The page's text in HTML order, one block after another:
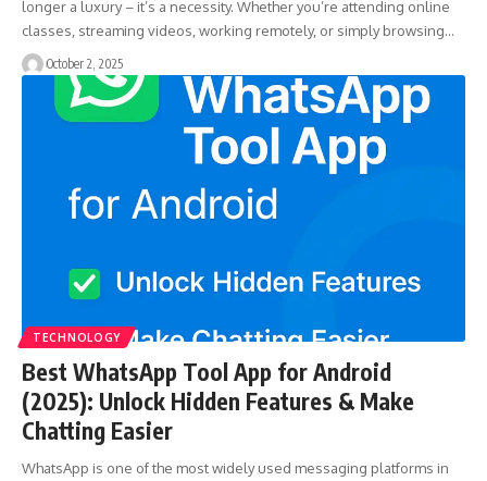
longer a luxury – it’s a necessity. Whether you’re attending online
classes, streaming videos, working remotely, or simply browsing…
October 2, 2025
TECHNOLOGY
Best WhatsApp Tool App for Android
(2025): Unlock Hidden Features & Make
Chatting Easier
WhatsApp is one of the most widely used messaging platforms in